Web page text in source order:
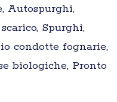
Autospurghi,
Spurghi,
condotte fognarie,
biologiche, Pronto